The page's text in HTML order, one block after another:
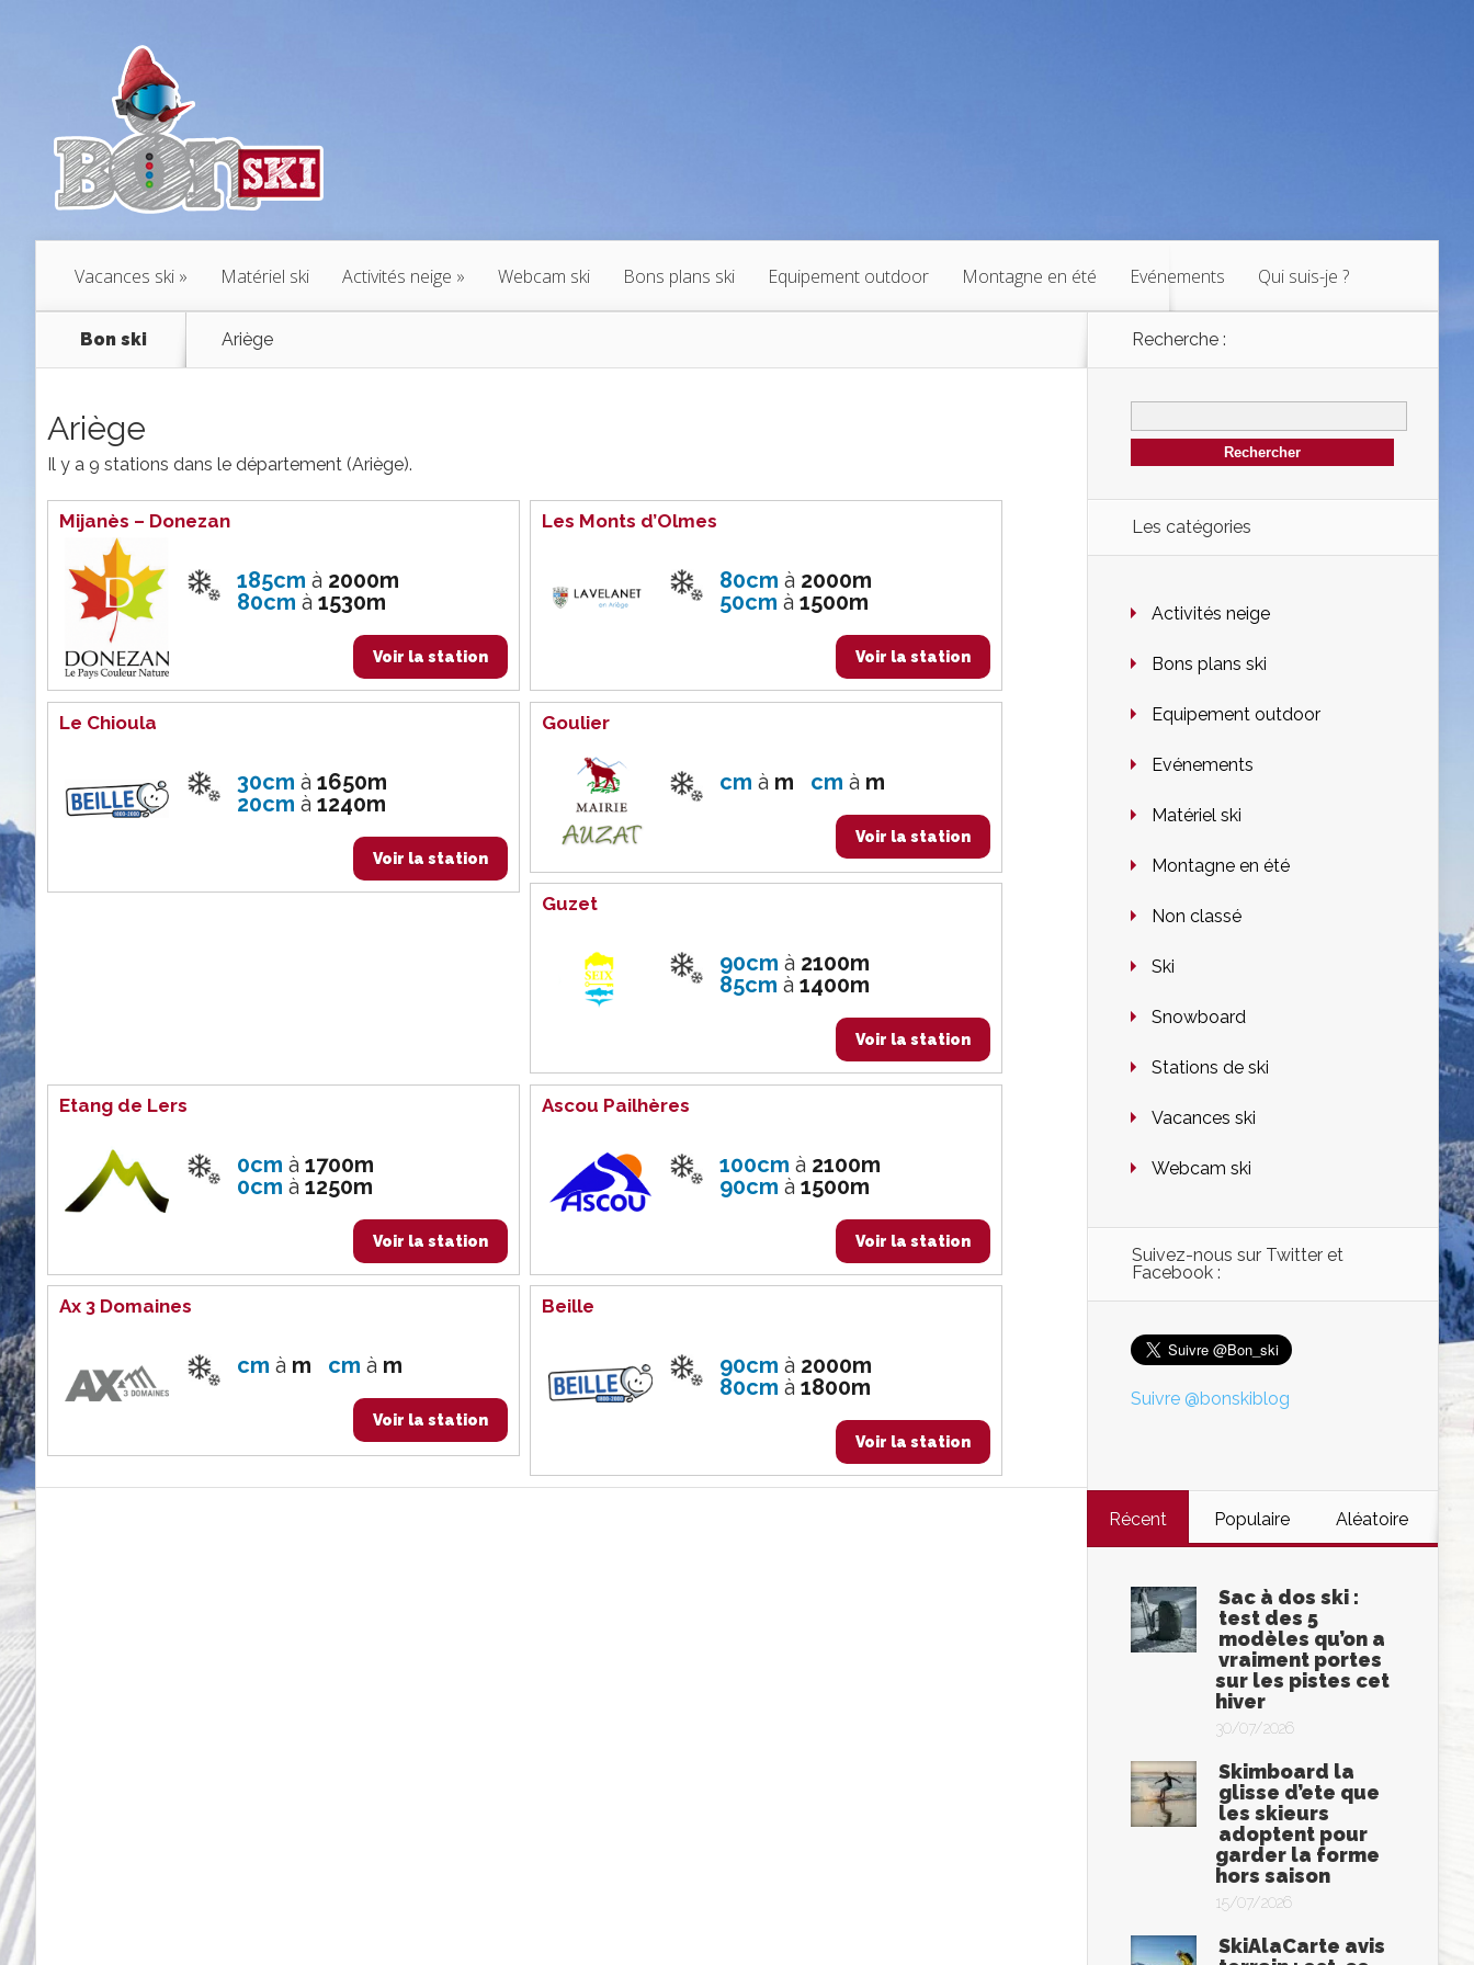
Vacances ski Matériel ski Activités neige Webcam ski Bons plans ski Equipement outdoor Montagne en été Evénements Qui suis-je ?
Bon ski Ariège
Ariège
Il y a 9 stations dans le département (Ariège).
Mijanès – Donezan
185cm à 2000m
80cm à 1530m
Voir la station
Les Monts d’Olmes
80cm à 2000m
50cm à1500m
Voir la station
Le Chioula
30cm à 1650m
20cm à 1240m
Voir la station
Goulier
cm à m cm à m
Voir la station
Guzet
90cm à 2100m
85cm à1400m
Voir la station
Etang de Lers
0cm à 1700m
0cm à 1250m
Voir la station
Ascou Pailhères
100cm à 2100m
90cm à1500m
Voir la station
Ax 3 Domaines
cm à m cm à m
Voir la station
Beille
90cm à 2000m
80cm à1800m
Voir la station
Recherche :
Les catégories
Activités neige
Bons plans ski
Equipement outdoor
Evénements
Matériel ski
Montagne en été
Non classé
Ski
Snowboard
Stations de ski
Vacances ski
Webcam ski
Suivez-nous sur Twitter et
Facebook :
Suivre @bonskiblog
Récent Populaire Aléatoire
Sac à dos ski :
test des 5
modèles qu’on a
vraiment portes
sur les pistes cet
hiver
30/07/2026
Skimboard la
glisse d’ete que
les skieurs
adoptent pour
garder la forme
hors saison
15/07/2026
SkiAlaCarte avis